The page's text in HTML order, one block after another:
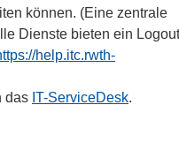
können. (Eine zentrale
Dienste bieten ein
help.itc.rwth-
das IT-ServiceDesk.